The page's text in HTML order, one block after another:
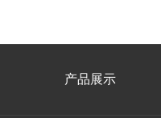
产品展示